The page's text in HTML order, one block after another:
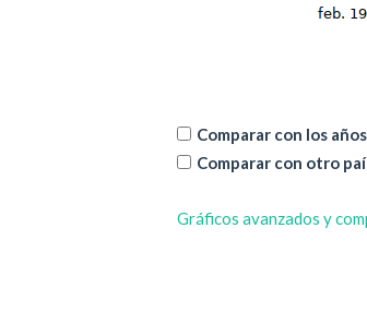
Comparar con los
Comparar con otro
Gráficos avanzados y